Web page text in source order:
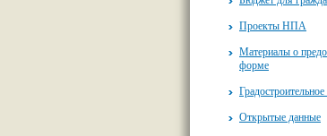
Проекты НПА
Материалы о
форме
Открытые данные